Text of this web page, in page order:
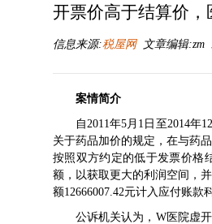
开票价高于结算价
信息来源:税屋网文章编辑:zm
案情简介
自2011年5月1日至2014年12
关于药品加价的规定，在与药
按照双方约定的低于发票价格
额，以获取更大的利润空间，
额12666007.42元计入应付账款
公诉机关认为，W医院虚开